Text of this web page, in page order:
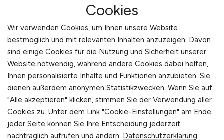
stehen nicht jederzeit zur Verfügung.
sichtbar machen, verlieren wertvolle Zeit. Eine
vorausschauende Positionierung im
Personalmarkt wird daher immer wichtiger.
Ein spezialisierter Personalmarkt unterstützt
Bauunternehmen dabei, auch in Phasen ohne
akuten Bedarf präsent zu bleiben. Durch
kontinuierliche Sichtbarkeit bauen Arbeitgeber
Cookies
Wir verwenden Cookies, um Ihnen unsere Website
bestmöglich und mit relevanten Inhalten anzuzeigen. Davon
sind einige Cookies für die Nutzung und Sicherheit unserer
Website notwendig, während andere Cookies dabei helfen,
Ihnen personalisierte Inhalte und Funktionen anzubieten. Sie
dienen außerdem anonymen Statistikzwecken. Wenn Sie auf
"Alle akzeptieren" klicken, stimmen Sie der Verwendung aller
Cookies zu. Unter dem Link "Cookie-Einstellungen" am Ende
jeder Seite können Sie Ihre Entscheidung jederzeit
nachträglich aufrufen und ändern. Datenschutzerklärung